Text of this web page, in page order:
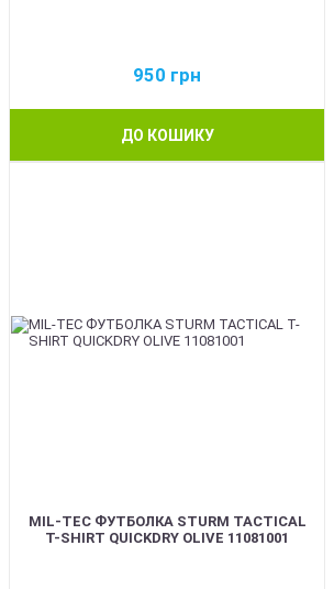
950 грн
ДО КОШИКУ
MIL-TEC ФУТБОЛКА STURM TACTICAL
T-SHIRT QUICKDRY OLIVE 11081001